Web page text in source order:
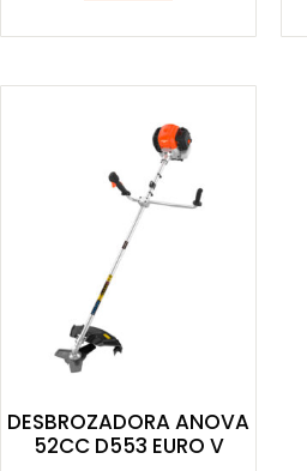
DESBROZADORA ANOVA
52CC D553 EURO V